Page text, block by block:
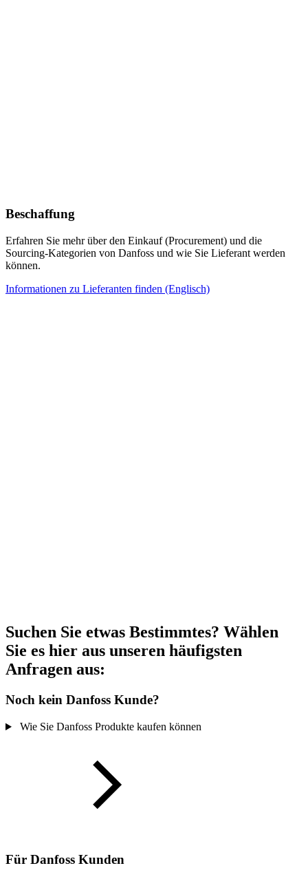
Beschaffung
Erfahren Sie mehr über den Einkauf (Procurement) und die
Sourcing-Kategorien von Danfoss und wie Sie Lieferant werden
können.
Informationen zu Lieferanten finden (Englisch)
Suchen Sie etwas Bestimmtes? Wählen
Sie es hier aus unseren häufigsten
Anfragen aus:
Noch kein Danfoss Kunde?
Wie Sie Danfoss Produkte kaufen können
Für Danfoss Kunden